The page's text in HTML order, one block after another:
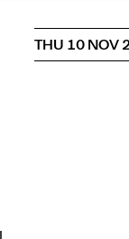
THU 10 NOV